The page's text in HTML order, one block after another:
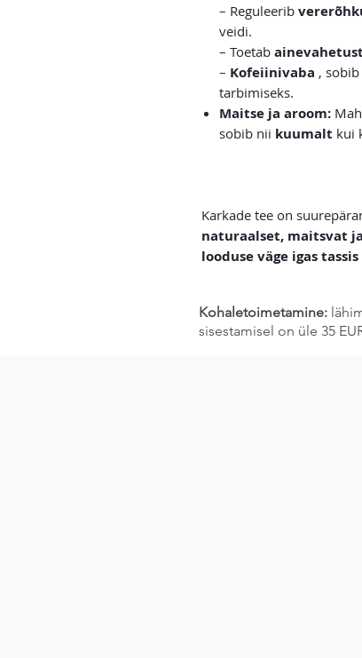
– Reguleerib
veidi.
– Toetab ainevahetust
– Kofeiinivaba ,
tarbimiseks.
Maitse ja aroom:
sobib nii kuumalt kui
Karkade tee on
naturaalset, maitsvat
looduse väge igas tassis
Kohaletoimetamine:
sisestamisel on üle 35